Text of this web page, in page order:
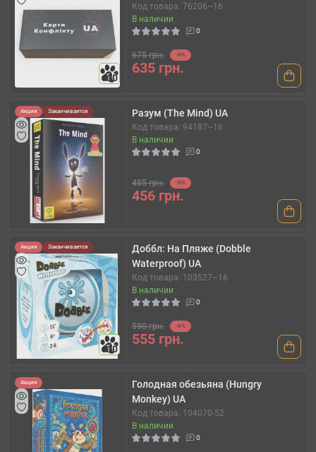
10
Код товара: 76206~16
В наличии
0
675 грн. -6%
635 грн.
Акция Заканчивается Разум (The Mind) UA
Код товара: 94187~16
В наличии
0
485 грн. -6%
456 грн.
Акция Заканчивается
10
Доббл: На Пляже (Dobble
Waterproof) UA
Код товара: 103527~16
В наличии
0
590 грн. -6%
555 грн.
Акция
Голодная обезьяна (Hungry
Monkey) UA
Код товара: 104070-52
В наличии
0